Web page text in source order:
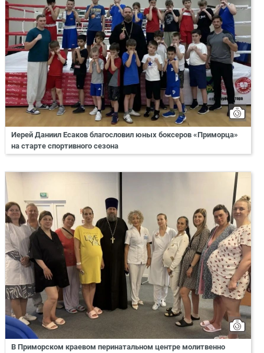
Иерей Даниил Есаков благословил юных боксеров «Приморца»
на старте спортивного сезона
В Приморском краевом перинатальном центре молитвенно